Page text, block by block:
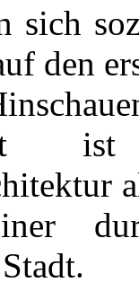
sich
den